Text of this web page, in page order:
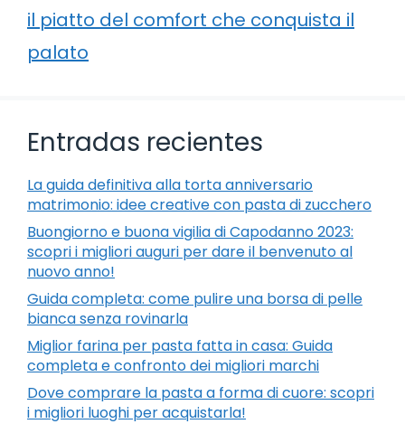
il piatto del comfort che conquista il
palato
Entradas recientes
La guida definitiva alla torta anniversario
matrimonio: idee creative con pasta di zucchero
Buongiorno e buona vigilia di Capodanno 2023:
scopri i migliori auguri per dare il benvenuto al
nuovo anno!
Guida completa: come pulire una borsa di pelle
bianca senza rovinarla
Miglior farina per pasta fatta in casa: Guida
completa e confronto dei migliori marchi
Dove comprare la pasta a forma di cuore: scopri
i migliori luoghi per acquistarla!